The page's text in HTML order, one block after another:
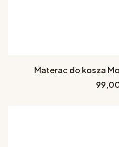
Materac do kosza
Cena